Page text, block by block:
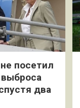
посетил
два